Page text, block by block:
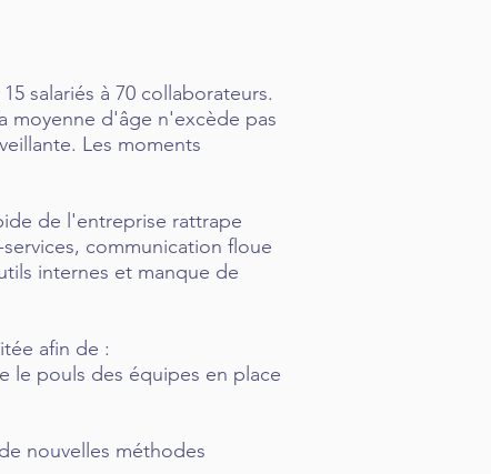
salariés à 70 collaborateurs.
moyenne d'âge n'excède pas
Les moments
de l'entreprise rattrape
communication floue
internes et manque de
afin de :
le pouls des équipes en place
nouvelles méthodes